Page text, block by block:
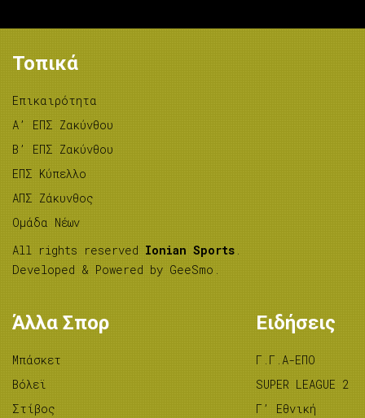
Τοπικά
Επικαιρότητα
A’ ΕΠΣ Ζακύνθου
B’ ΕΠΣ Ζακύνθου
ΕΠΣ Κύπελλο
ΑΠΣ Ζάκυνθος
Ομάδα Νέων
All rights reserved Ionian Sports .
Developed & Powered by GeeSmo .
Άλλα Σπορ
Μπάσκετ
Βόλεϊ
Στίβος
Ειδήσεις
Γ.Γ.Α-ΕΠΟ
SUPER LEAGUE 2
Γ’ Εθνική